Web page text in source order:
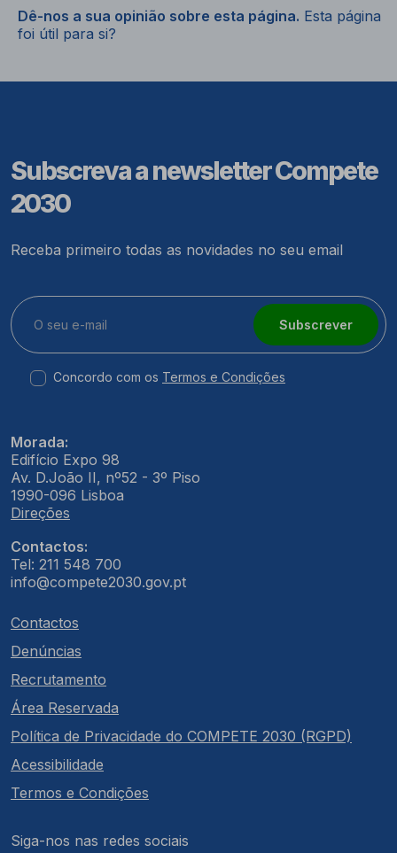
Dê-nos a sua opinião sobre esta página. Esta página
foi útil para si?
Subscreva a newsletter Compete
2030
Receba primeiro todas as novidades no seu email
Subscrever
Concordo com os Termos e Condições
Morada:
Edifício Expo 98
Av. D.João II, nº52 - 3º Piso
1990-096 Lisboa
Direções
Contactos:
Tel: 211 548 700
info@compete2030.gov.pt
Contactos
Denúncias
Recrutamento
Área Reservada
Política de Privacidade do COMPETE 2030 (RGPD)
Acessibilidade
Termos e Condições
Siga-nos nas redes sociais